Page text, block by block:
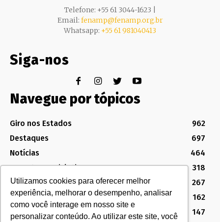
Utilizamos cookies para oferecer melhor
experiência, melhorar o desempenho, analisar
como você interage em nosso site e
personalizar conteúdo. Ao utilizar este site, você
Telefone: +55 61 3044-1623 |
Email: fenamp@fenamp.org.br
Whatsapp: +55 61 981040413
Siga-nos
Navegue por tópicos
Giro nos Estados
962
Destaques
697
Notícias
464
Assuntos Legislativos
318
Política Sindical e Institucional
267
Destaques do Legislativo
162
Notícias do Congresso
147